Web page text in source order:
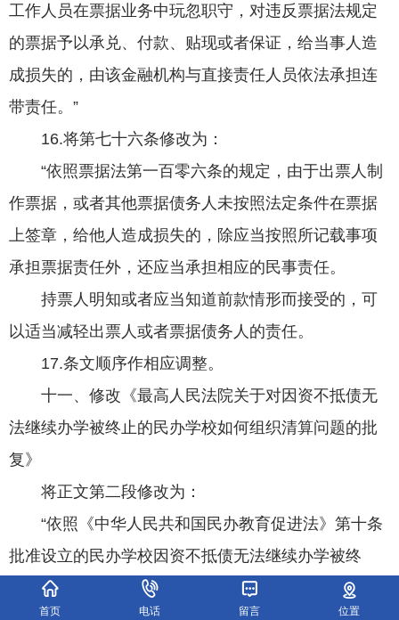
工作人员在票据业务中玩忽职守，对违反票据法规定
的票据予以承兑、付款、贴现或者保证，给当事人造
成损失的，由该金融机构与直接责任人员依法承担连
带责任。”
16.将第七十六条修改为：
“依照票据法第一百零六条的规定，由于出票人制
作票据，或者其他票据债务人未按照法定条件在票据
上签章，给他人造成损失的，除应当按照所记载事项
承担票据责任外，还应当承担相应的民事责任。
持票人明知或者应当知道前款情形而接受的，可
以适当减轻出票人或者票据债务人的责任。
17.条文顺序作相应调整。
十一、修改《最高人民法院关于对因资不抵债无
法继续办学被终止的民办学校如何组织清算问题的批
复》
将正文第二段修改为：
“依照《中华人民共和国民办教育促进法》第十条
批准设立的民办学校因资不抵债无法继续办学被终
止，当事人依照《中华人民共和国民办教育促进法》
首页 电话 留言 位置